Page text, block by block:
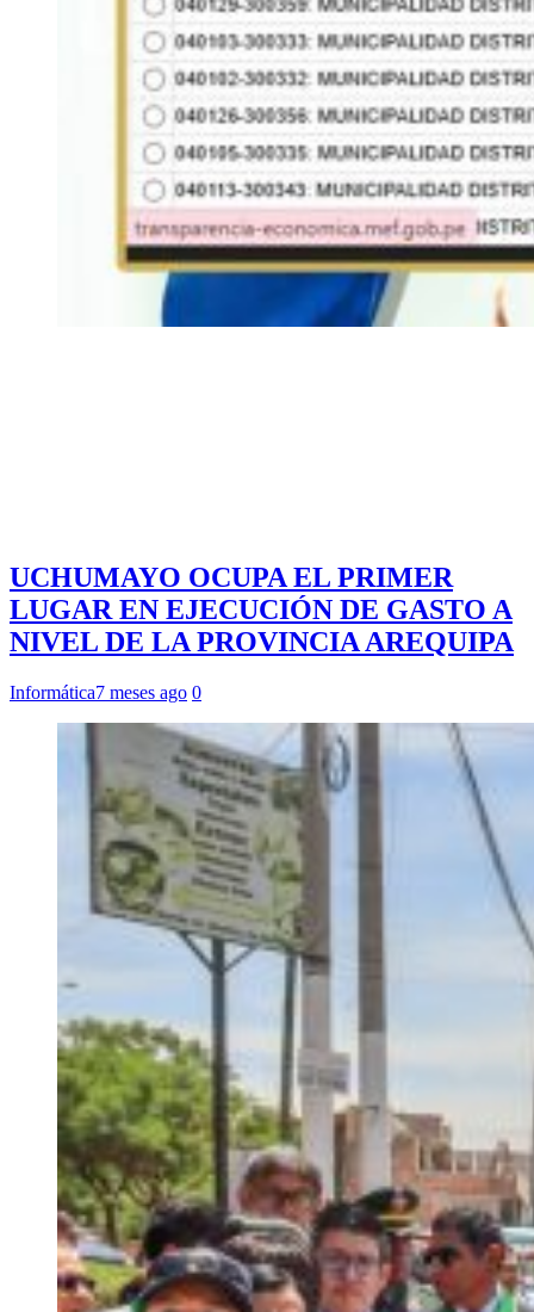
UCHUMAYO OCUPA EL PRIMER
LUGAR EN EJECUCIÓN DE GASTO A
NIVEL DE LA PROVINCIA AREQUIPA
Informática7 meses ago 0